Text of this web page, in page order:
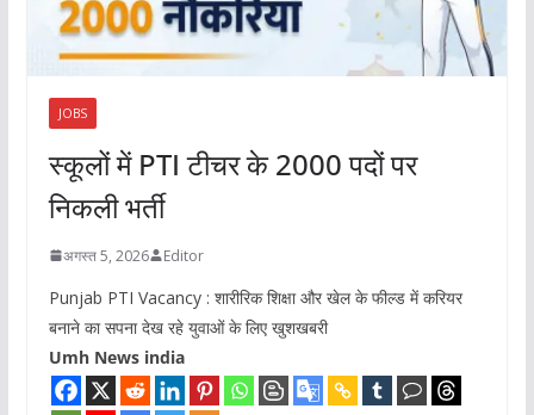
JOBS
स्कूलों में PTI टीचर के 2000 पदों पर
निकली भर्ती
अगस्त 5, 2026 Editor
Punjab PTI Vacancy : शारीरिक शिक्षा और खेल के फील्ड में करियर
बनाने का सपना देख रहे युवाओं के लिए खुशखबरी
Umh News india